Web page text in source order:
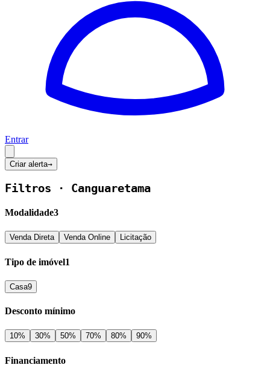
Entrar
Criar alerta→
Filtros · Canguaretama
Modalidade3
Venda Direta Venda Online Licitação
Tipo de imóvel1
Casa9
Desconto mínimo
10% 30% 50% 70% 80% 90%
Financiamento